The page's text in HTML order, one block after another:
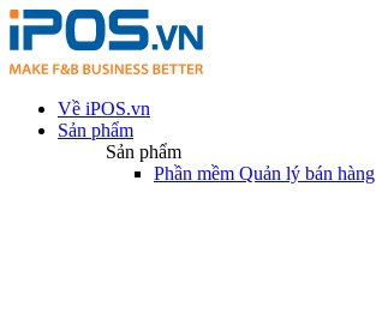
Về iPOS.vn
Sản phẩm
Sản phẩm
Phần mềm Quản lý bán hàng